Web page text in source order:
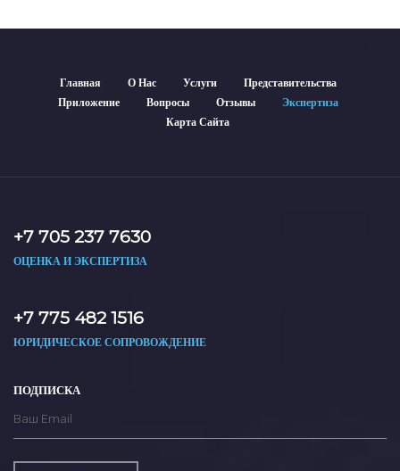
Главная О Нас Услуги
Представительства
Приложение
Вопросы Отзывы
Экспертиза
Карта Сайта
+7 705 237 7630
ОЦЕНКА И ЭКСПЕРТИЗА
+7 775 482 1516
ЮРИДИЧЕСКОЕ СОПРОВОЖДЕНИЕ
ПОДПИСКА